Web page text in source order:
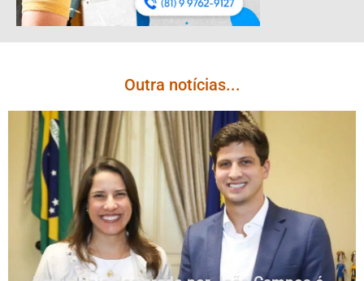
Outra notícias...